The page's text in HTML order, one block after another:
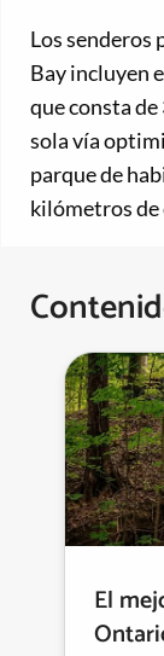
Los senderos
Bay incluyen
que consta
sola vía
parque de
kilómetros de
El